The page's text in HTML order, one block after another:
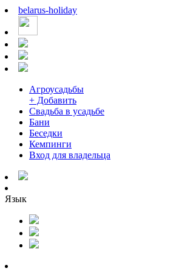
belarus-holiday
Агроусадьбы
+ Добавить
Свадьба в усадьбе
Бани
Беседки
Кемпинги
Вход для владельца
Язык